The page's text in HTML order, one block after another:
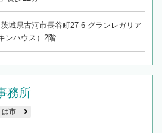
城県古河市長谷町27-6 グランレガリア
ンハウス）2階
務所
ば市